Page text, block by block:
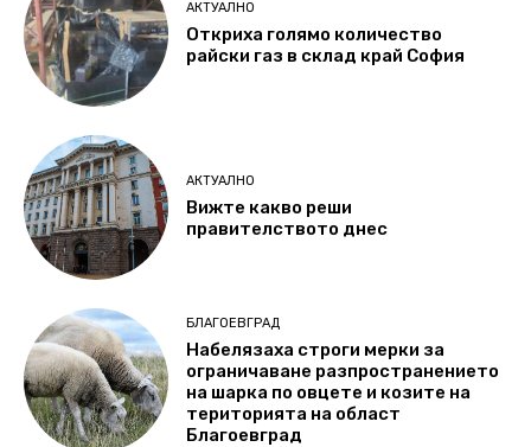
АКТУАЛНО
Откриха голямо количество
райски газ в склад край София
АКТУАЛНО
Вижте какво реши
правителството днес
БЛАГОЕВГРАД
Набелязаха строги мерки за
ограничаване разпространението
на шарка по овцете и козите на
територията на област
Благоевград